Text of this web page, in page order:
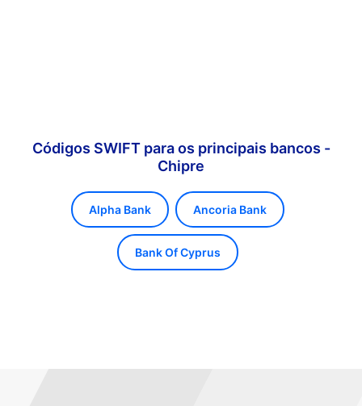
Códigos SWIFT para os principais bancos -
Chipre
Alpha Bank Ancoria Bank
Bank Of Cyprus